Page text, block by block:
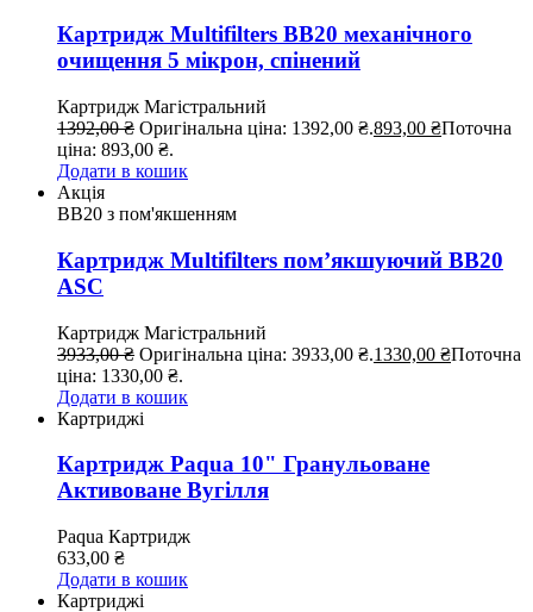
Картридж Multifilters BB20 механічного
очищення 5 мікрон, спінений
Картридж Магістральний
1392,00₴ Оригінальна ціна: 1392,00 ₴.893,00 ₴Поточна
ціна: 893,00 ₴.
Додати в кошик
Акція
ВВ20 з пом'якшенням
Картридж Multifilters пом’якшуючий BB20
ASC
Картридж Магістральний
3933,00₴ Оригінальна ціна: 3933,00 ₴.1330,00 ₴Поточна
ціна: 1330,00 ₴.
Додати в кошик
Картриджі
Картридж Paqua 10" Гранульоване
Активоване Вугілля
Paqua Картридж
633,00 ₴
Додати в кошик
Картриджі